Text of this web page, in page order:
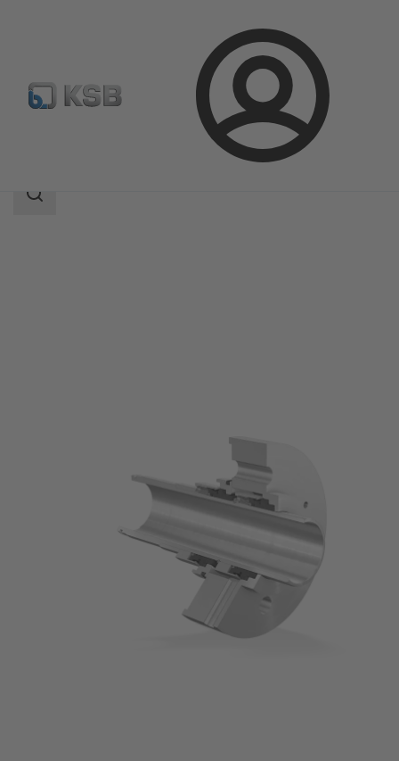
Kirjaudu
4OMQ
Haun